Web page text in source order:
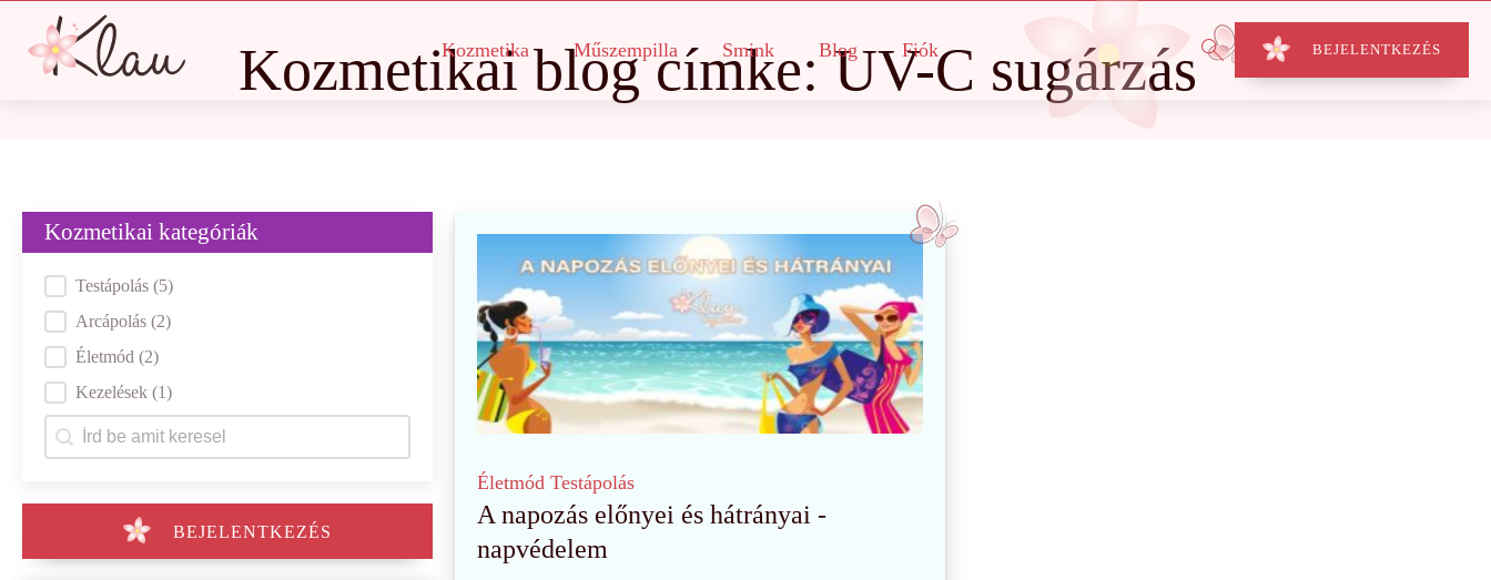
Kozmetika Műszempilla Smink Blog Fiók BEJELENTKEZÉS
Kozmetikai blogcímke: UV-C sugárzás
Kozmetikai kategóriák
Kategóriák
Testápolás (5)
Arcápolás (2)
Életmód (2)
Kezelések (1)
Keresés
Search content
BEJELENTKEZÉS
Életmód Testápolás
A napozás előnyei és hátrányai -
napvédelem